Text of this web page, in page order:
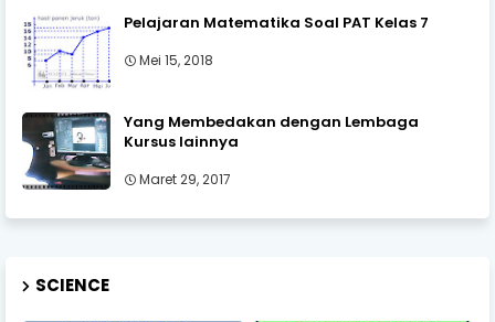
Pelajaran Matematika Soal PAT Kelas 7
Mei 15, 2018
Yang Membedakan dengan Lembaga
Kursus lainnya
Maret 29, 2017
SCIENCE